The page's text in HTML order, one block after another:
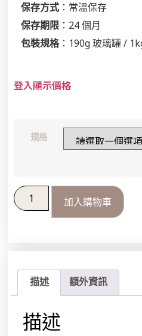
保存方式 ：常溫保存
保存期限 ：24 個月
包裝規格：190g 玻璃罐 /
登入顯示價格
規格
加入購物車
描述 額外資訊
描述